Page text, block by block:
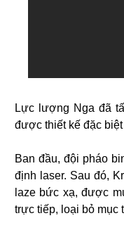
Lực lượng Nga đã
được thiết kế đặc
Ban đầu, đội pháo
định laser. Sau đó,
laze bức xạ, được
trực tiếp, loại bỏ mục